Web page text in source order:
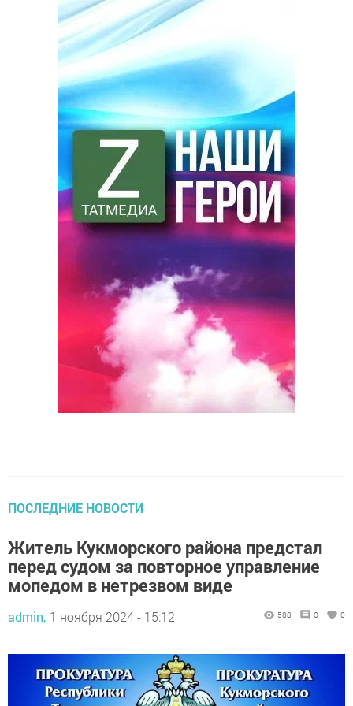
ПОСЛЕДНИЕ НОВОСТИ
Житель Кукморского района предстал
перед судом за повторное управление
мопедом в нетрезвом виде
admin, 1 ноября 2024 - 15:12 588 0 0